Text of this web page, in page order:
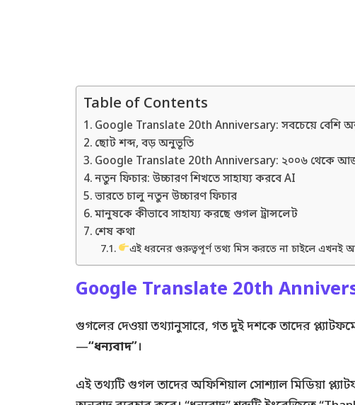
Table of Contents
Google Translate 20th Anniversary: সবচেয়ে বেশি
ছোট শব্দ, বড় অনুভূতি
Google Translate 20th Anniversary: ২০০৬ থেকে আজ
নতুন ফিচার: উচ্চারণ শিখতে সাহায্য করবে AI
ভারতে চালু নতুন উচ্চারণ ফিচার
মানুষকে কীভাবে সাহায্য করছে গুগল ট্রান্সলেট
শেষ কথা
এই ধরনের গুরুত্বপূর্ণ তথ্য মিস করতে না চাইলে এখনই
Google Translate 20th
গুগলের দেওয়া তথ্যানুসারে, গত দুই দশকে তাদের
—“ধন্যবাদ”।
এই তথ্যটি গুগল তাদের অফিশিয়াল সোশ্যাল মিডিয়া